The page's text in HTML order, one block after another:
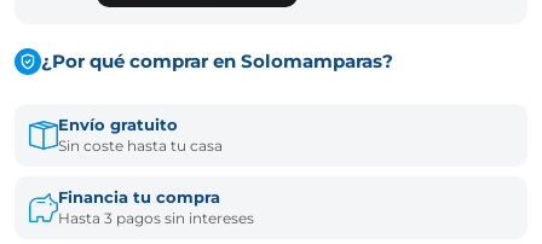
¿Por qué comprar en Solomamparas?
Envío gratuito
Sin coste hasta tu casa
Financia tu compra
Hasta 3 pagos sin intereses